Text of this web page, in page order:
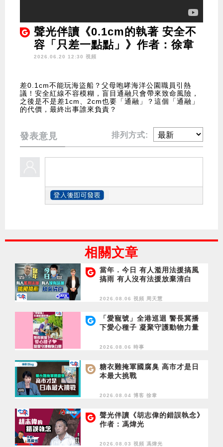
聲光伴讀《0.1cm的執著 安全不
容「只差一點點」》作者：徐韋
2026.06.20 12:30 視頻
差0.1cm不能玩海盜船？父母咆哮海洋公園職員引熱
議！安全紅線不容模糊，盲目通融只會帶來致命風險，
之後是不是差1cm、2cm也要「通融」？這個「通融」
的代價，最終出事誰來負責？
發表意見 排列方式:
相關文章
當年．今日 有人濫用法援搞風
搞雨 有人沒有法援放棄清白
2026.08.06 視頻 周天慧
「愛寵號」全港巡迴 警長冀播
下愛心種子 凝聚守護動物力量
2026.08.06 時事
糖衣難掩軍國腐臭 高市才是日
本最大挑戰
2026.08.04 博客 徐韋
聲光伴讀《胡志偉的錯誤執念》
作者：馮煒光
2026.08.03 視頻 馮煒光